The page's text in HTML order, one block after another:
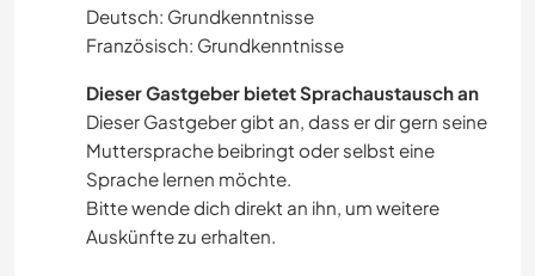
Deutsch: Grundkenntnisse
Französisch: Grundkenntnisse
Dieser Gastgeber bietet Sprachaustausch an
Dieser Gastgeber gibt an, dass er dir gern seine
Muttersprache beibringt oder selbst eine
Sprache lernen möchte.
Bitte wende dich direkt an ihn, um weitere
Auskünfte zu erhalten.